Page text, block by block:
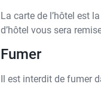
La carte de l’hôtel est
d’hôtel vous sera
Fumer
Il est interdit de fumer